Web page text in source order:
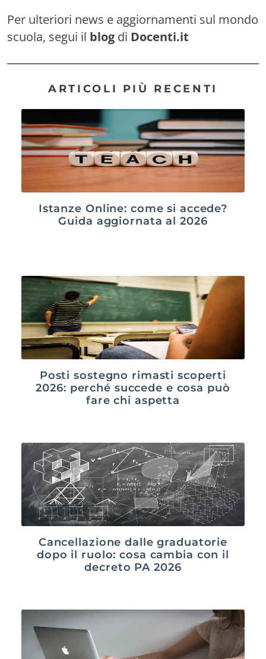
Per ulteriori news e aggiornamenti sul mondo
scuola, segui il blog di Docenti.it
ARTICOLI PIÙ RECENTI
Istanze Online: come si accede?
Guida aggiornata al 2026
Posti sostegno rimasti scoperti
2026: perché succede e cosa può
fare chi aspetta
Cancellazione dalle graduatorie
dopo il ruolo: cosa cambia con il
decreto PA 2026